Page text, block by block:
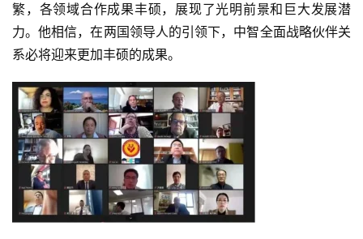
繁，各领域合作成果丰硕，展现了光明前景和巨大发展潜
力。他相信，在两国领导人的引领下，中智全面战略伙伴关
系必将迎来更加丰硕的成果。